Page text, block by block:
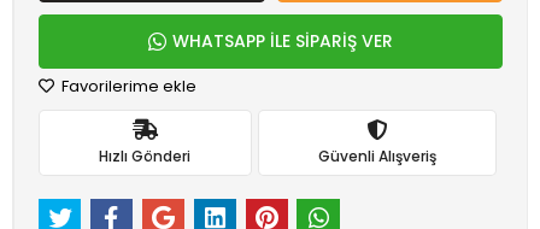
WHATSAPP İLE SİPARİŞ VER
Favorilerime ekle
Hızlı Gönderi Güvenli Alışveriş